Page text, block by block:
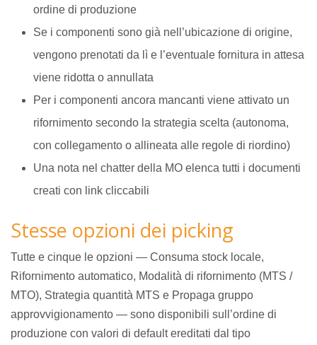
ordine di produzione
Se i componenti sono già nell’ubicazione di origine,
vengono prenotati da lì e l’eventuale fornitura in attesa
viene ridotta o annullata
Per i componenti ancora mancanti viene attivato un
rifornimento secondo la strategia scelta (autonoma,
con collegamento o allineata alle regole di riordino)
Una nota nel chatter della MO elenca tutti i documenti
creati con link cliccabili
Stesse opzioni dei picking
Tutte e cinque le opzioni — Consuma stock locale,
Rifornimento automatico, Modalità di rifornimento (MTS /
MTO), Strategia quantità MTS e Propaga gruppo
approvvigionamento — sono disponibili sull’ordine di
produzione con valori di default ereditati dal tipo